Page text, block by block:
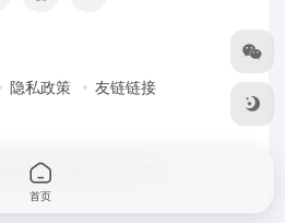
隐私政策 友链链接
导航鲁ICP备2023010227号
首页